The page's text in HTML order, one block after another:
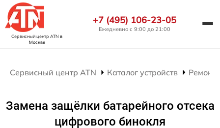
Сервисный центр ATN в
Москве
+7 (495) 106-23-05
Ежедневно с 9:00 до 21:00
Сервисный центр ATN Каталог устройств Ремонт
Замена защёлки батарейного отсека
цифрового бинокля